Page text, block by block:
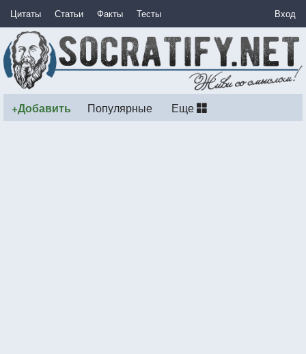
Цитаты Статьи Факты Тесты Вход
+Добавить Популярные Еще